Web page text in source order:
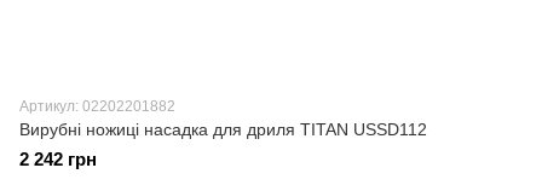
Артикул: 02202201882
Вирубні ножиці насадка для дриля TITAN USSD112
2 242 грн